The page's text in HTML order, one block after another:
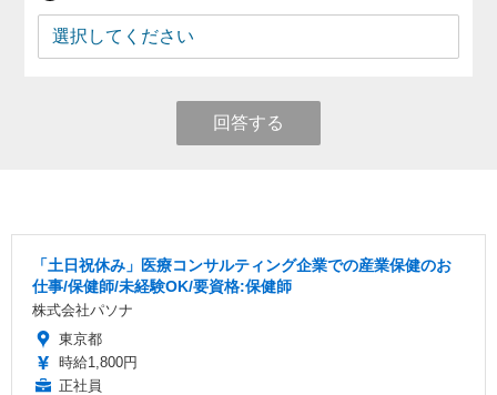
回答する
「土日祝休み」医療コンサルティング企業での産業保健のお
仕事/保健師/未経験OK/要資格:保健師
株式会社パソナ
東京都
時給1,800円
正社員